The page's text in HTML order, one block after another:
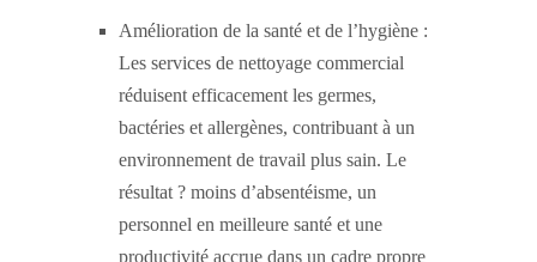
Amélioration de la santé et de l’hygiène :
Les services de nettoyage commercial
réduisent efficacement les germes,
bactéries et allergènes, contribuant à un
environnement de travail plus sain. Le
résultat ? moins d’absentéisme, un
personnel en meilleure santé et une
productivité accrue dans un cadre propre